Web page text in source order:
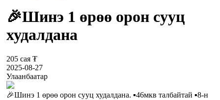
🎉Шинэ 1 өрөө орон сууц
худалдана
205 сая ₮
2025-08-27
Улаанбаатар
🎉Шинэ 1 өрөө орон сууц худалдана. ▪️46мкв талбайтай ▪️8-н